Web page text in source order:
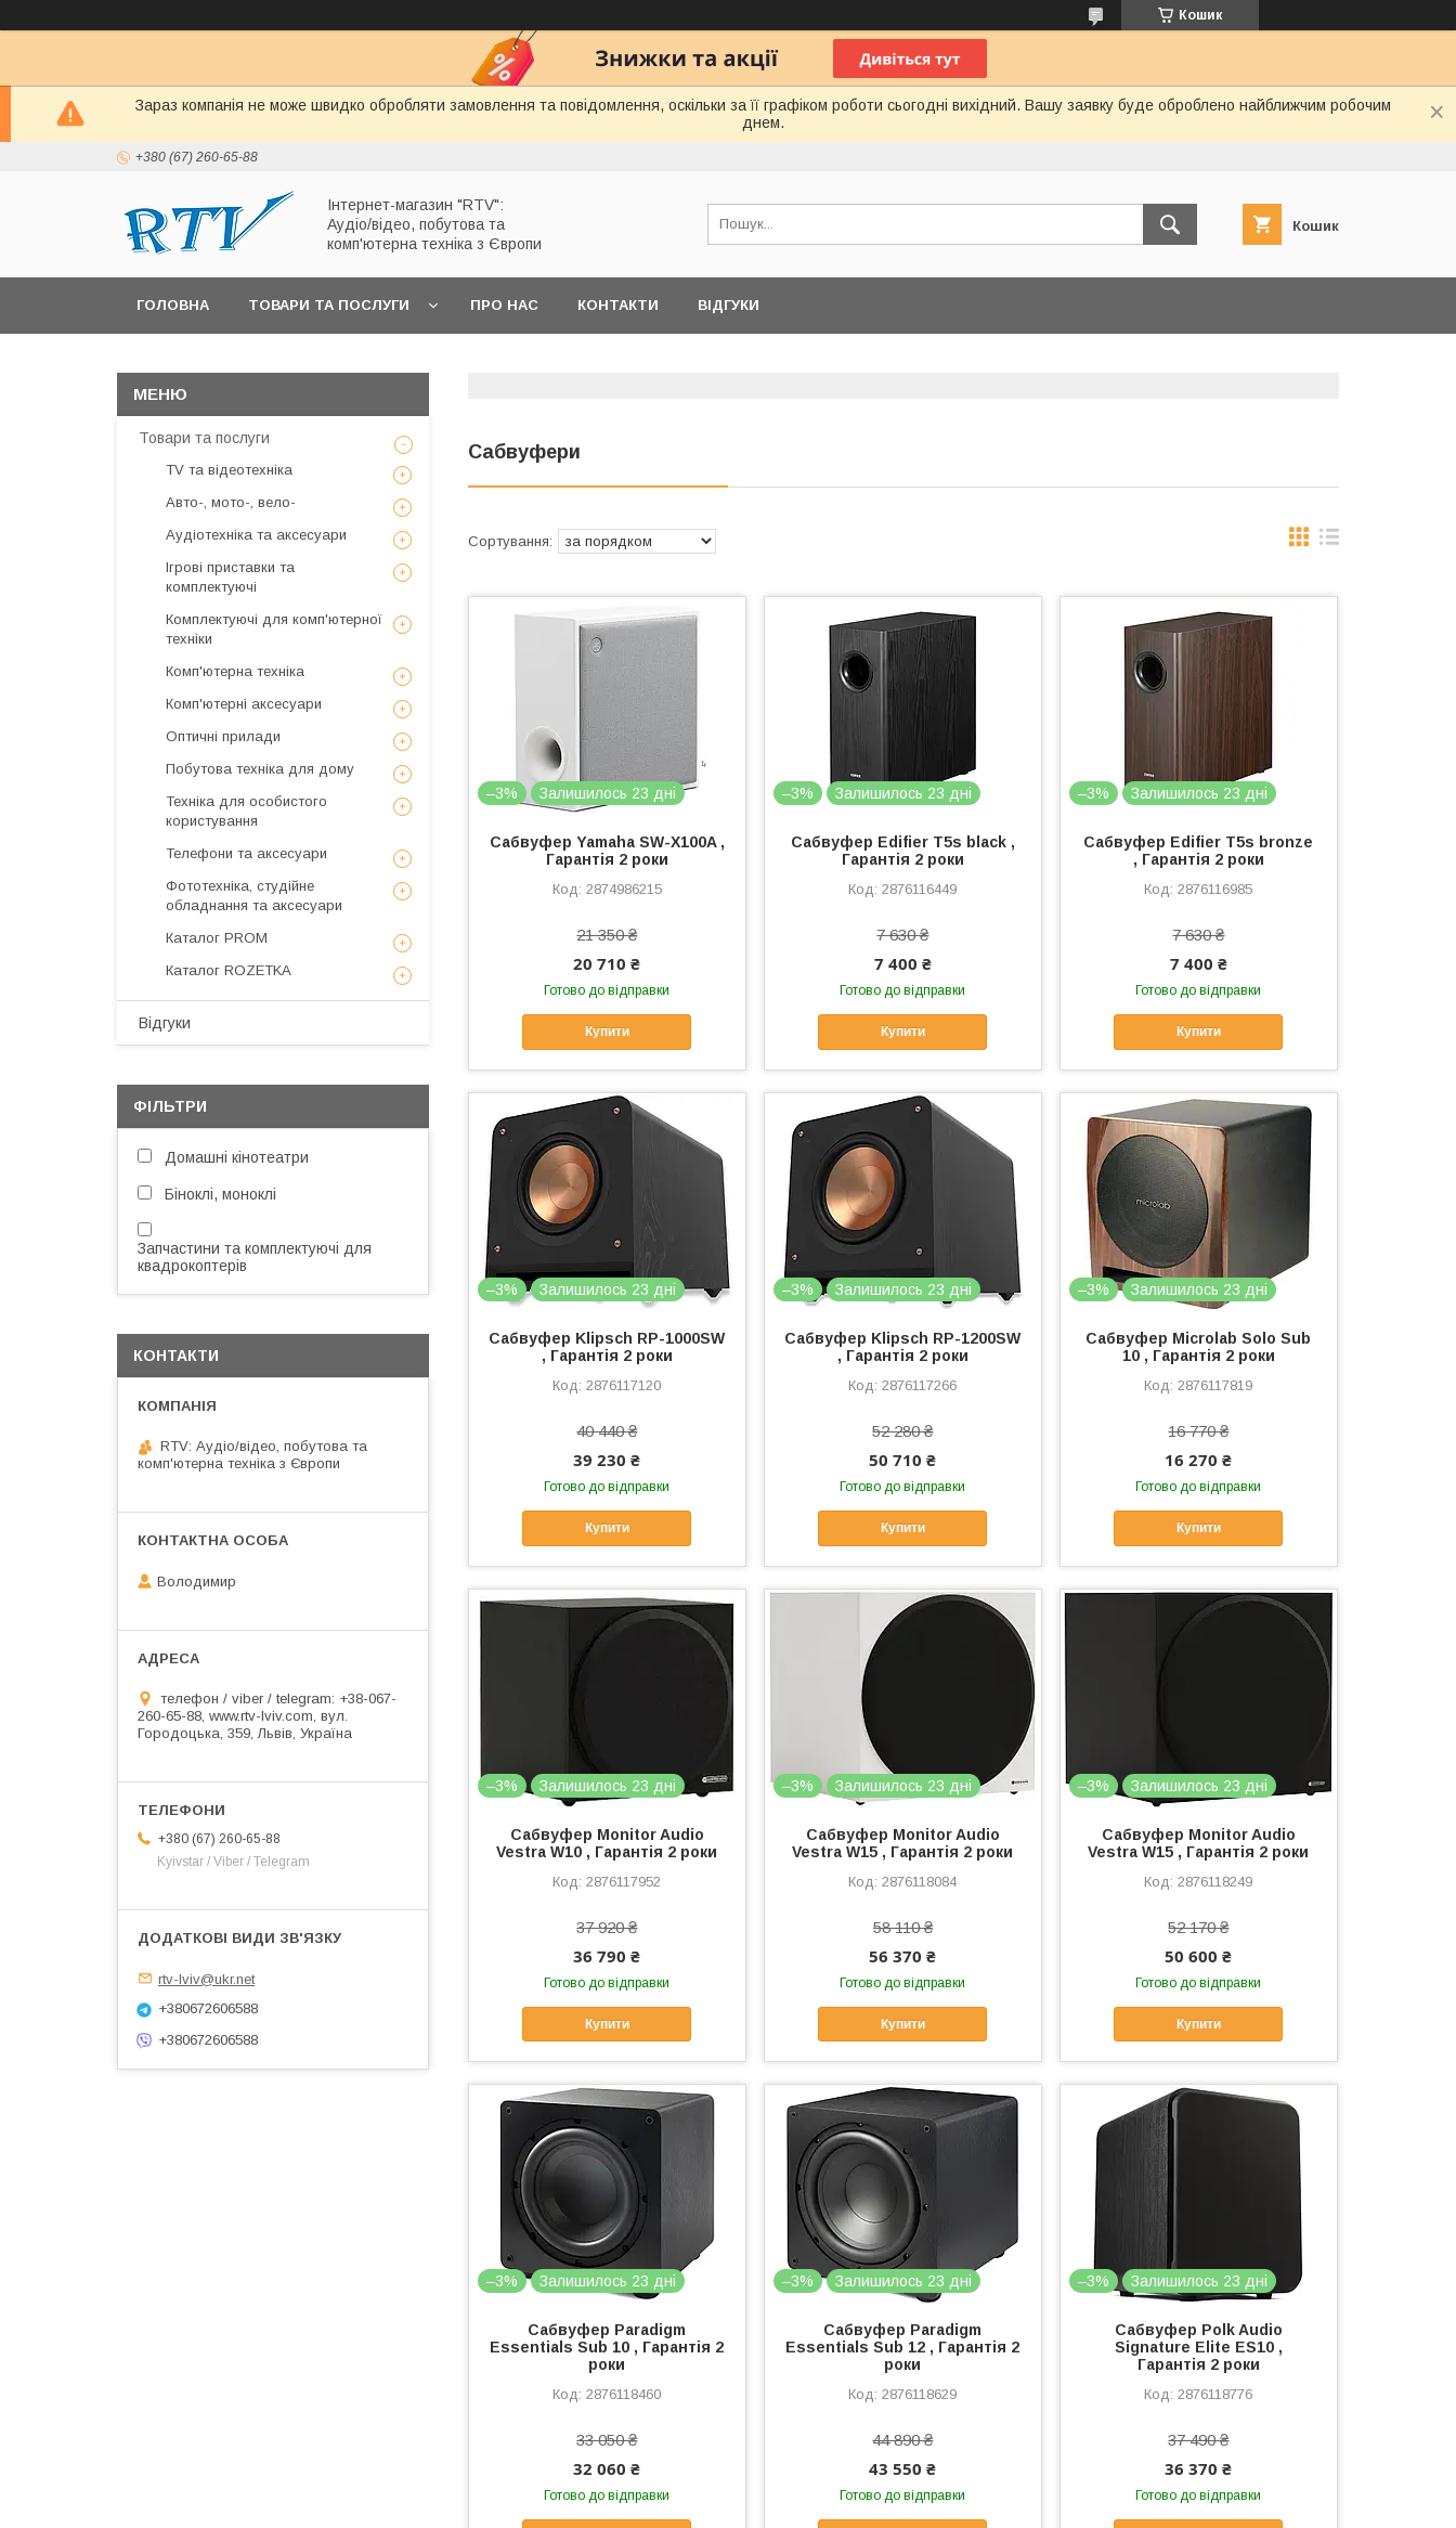
Кошик
Зараз компанія не може швидко обробляти замовлення та повідомлення, оскільки за її графіком роботи сьогодні вихідний. Вашу заявку буде оброблено найближчим робочим
днем.
+380 (67) 260-65-88
Інтернет-магазин "RTV":
Аудіо/відео, побутова та
комп'ютерна техніка з Європи
Кошик
ГОЛОВНА ТОВАРИ ТА ПОСЛУГИ ПРО НАС КОНТАКТИ ВІДГУКИ
Сабвуфери
–3% Залишилось 23 дні
Сабвуфер Yamaha SW-X100A ,
Гарантія 2 роки
2874986215
21 350 ₴
20 710 ₴
Готово до відправки
Купити
–3% Залишилось 23 дні
Сабвуфер Edifier T5s black ,
Гарантія 2 роки
2876116449
7 630 ₴
7 400 ₴
Готово до відправки
Купити
–3% Залишилось 23 дні
Сабвуфер Edifier T5s bronze
, Гарантія 2 роки
2876116985
7 630 ₴
7 400 ₴
Готово до відправки
Купити
–3% Залишилось 23 дні
Сабвуфер Klipsch RP-1000SW
, Гарантія 2 роки
2876117120
40 440 ₴
39 230 ₴
Готово до відправки
Купити
–3% Залишилось 23 дні
Сабвуфер Klipsch RP-1200SW
, Гарантія 2 роки
2876117266
52 280 ₴
50 710 ₴
Готово до відправки
Купити
–3% Залишилось 23 дні
Сабвуфер Microlab Solo Sub
10 , Гарантія 2 роки
2876117819
16 770 ₴
16 270 ₴
Готово до відправки
Купити
–3% Залишилось 23 дні
Сабвуфер Monitor Audio
Vestra W10 , Гарантія 2 роки
2876117952
37 920 ₴
36 790 ₴
Готово до відправки
Купити
–3% Залишилось 23 дні
Сабвуфер Monitor Audio
Vestra W15 , Гарантія 2 роки
2876118084
58 110 ₴
56 370 ₴
Готово до відправки
Купити
–3% Залишилось 23 дні
Сабвуфер Monitor Audio
Vestra W15 , Гарантія 2 роки
2876118249
52 170 ₴
50 600 ₴
Готово до відправки
Купити
–3% Залишилось 23 дні
Сабвуфер Paradigm
Essentials Sub 10 , Гарантія 2
роки
2876118460
33 050 ₴
32 060 ₴
Готово до відправки
–3% Залишилось 23 дні
Сабвуфер Paradigm
Essentials Sub 12 , Гарантія 2
роки
2876118629
44 890 ₴
43 550 ₴
Готово до відправки
–3% Залишилось 23 дні
Сабвуфер Polk Audio
Signature Elite ES10 ,
Гарантія 2 роки
2876118776
37 490 ₴
36 370 ₴
Готово до відправки
Товари та послуги
TV та відеотехніка
Авто-, мото-, вело-
Аудіотехніка та аксесуари
Ігрові приставки та
комплектуючі
Комплектуючі для комп'ютерної
техніки
Комп'ютерна техніка
Комп'ютерні аксесуари
Оптичні прилади
Побутова техніка для дому
Техніка для особистого
користування
Телефони та аксесуари
Фототехніка, студійне
обладнання та аксесуари
Каталог PROM
Каталог ROZETKA
Відгуки
ФІЛЬТРИ
Домашні кінотеатри
Біноклі, моноклі
Запчастини та комплектуючі для
квадрокоптерів
КОНТАКТИ
RTV: Аудіо/відео, побутова та
комп'ютерна техніка з Європи
Володимир
телефон / viber / telegram: +38-067-
260-65-88, www.rtv-lviv.com, вул.
Городоцька, 359, Львів, Україна
+380 (67) 260-65-88
Kyivstar / Viber / Telegram
rtv-lviv@ukr.net
+380672606588
+380672606588